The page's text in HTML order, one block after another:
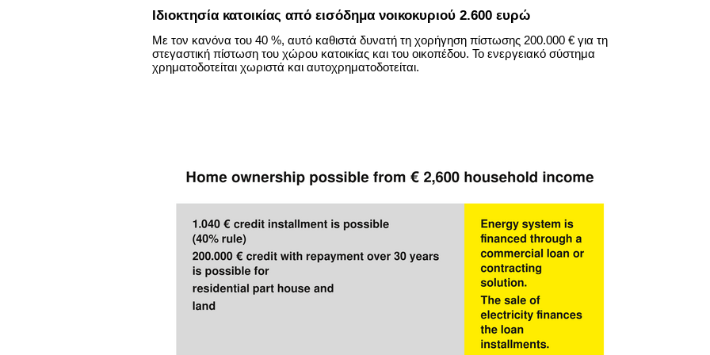
Ιδιοκτησία κατοικίας από εισόδημα νοικοκυριού 2.600 ευρώ
Με τον κανόνα του 40 %, αυτό καθιστά δυνατή τη χορήγηση πίστωσης 200.000 € για τη
στεγαστική πίστωση του χώρου κατοικίας και του οικοπέδου. Το ενεργειακό σύστημα
χρηματοδοτείται χωριστά και αυτοχρηματοδοτείται.